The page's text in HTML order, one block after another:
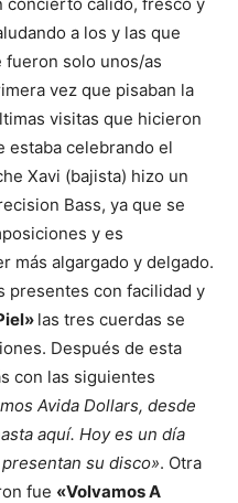
a los y las que
fueron solo unos/as
vez que pisaban la
visitas que hicieron
estaba celebrando el
Xavi (bajista) hizo un
Bass, ya que se
y es
más algargado y delgado.
presentes con facilidad y
las tres cuerdas se
Después de esta
con las siguientes
Avida Dollars, desde
aquí. Hoy es un día
su disco». Otra
fue «Volvamos A